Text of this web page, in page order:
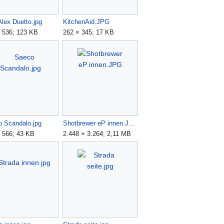
Duetto.jpg
536; 123 KB
KitchenAid.JPG
262 × 345; 17 KB
Scandalo.jpg
566; 43 KB
Shotbrewer eP innen.JPG
2.448 × 3.264; 2,11 MB